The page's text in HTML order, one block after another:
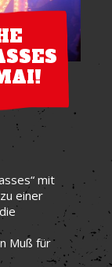
mit
einer
Muß für